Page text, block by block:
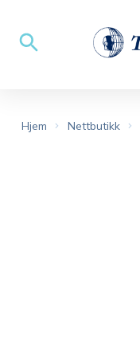
Hjem Nettbutikk